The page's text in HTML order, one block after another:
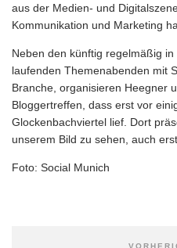
aus der Medien- und
Kommunikation und Marketing
Neben den künftig regelmäßig
laufenden Themenabenden mit
Branche, organisieren Heegner
Bloggertreffen, dass erst vor
Glockenbachviertel lief. Dort
unserem Bild zu sehen, auch
Foto: Social Munich